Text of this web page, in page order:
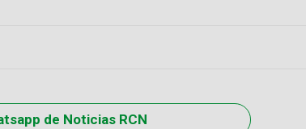
de Noticias RCN